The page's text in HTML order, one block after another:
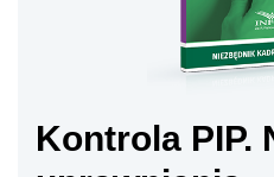
Kontrola PIP.